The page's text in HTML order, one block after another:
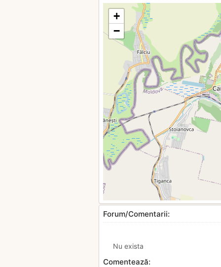
+
−
Forum/Comentarii:
Nu exista
Comentează: